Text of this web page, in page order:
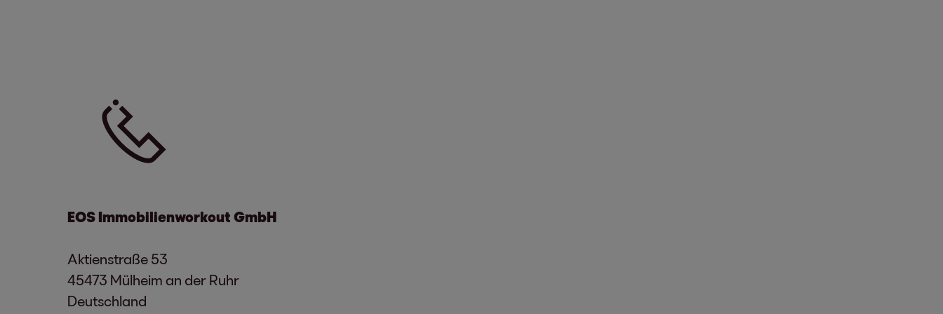
E-Mail:info@eos-immobilienworkout.com
Handelsregister HRB 22798 beim Amtsgericht Duisburg
Registriertes Inkassounternehmen nach § 10 Abs. 1 Satz 1 RDG
Registrierungsbehörde
EOS Immobilienworkout GmbH
Aktienstraße 53
45473 Mülheim an der Ruhr
Deutschland